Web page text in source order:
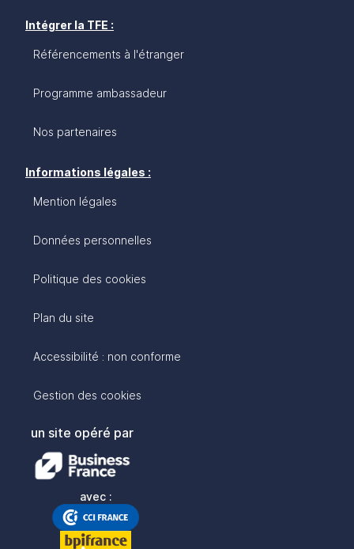
Intégrer la TFE :
Référencements à l'étranger
Programme ambassadeur
Nos partenaires
Informations légales :
Mention légales
Données personnelles
Politique des cookies
Plan du site
Accessibilité : non conforme
Gestion des cookies
un site opéré par
avec :